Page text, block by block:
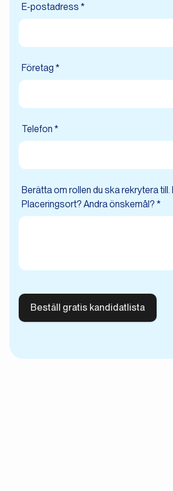
E-postadress *
Företag *
Telefon *
Berätta om rollen du ska rekrytera till.
Placeringsort? Andra önskemål? *